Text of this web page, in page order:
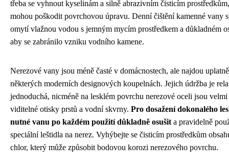
třeba se vyhnout kyselinám a silně abrazivním čisticím
mohou poškodit povrchovou úpravu. Denní čištění kamenné vany
omytí vlažnou vodou s jemným mycím prostředkem a důkladném
aby se zabránilo vzniku vodního kamene.
Nerezové vany jsou méně časté v domácnostech, ale najdou
některých moderních designových koupelnách. Jejich údržba je
jednoduchá, nicméně na lesklém povrchu nerezové oceli jsou
viditelné otisky prstů a vodní skvrny. Pro dosažení dokonalého
nutné vanu po každém použití důkladně osušit a pravidelně
speciální leštidla na nerez. Vyhýbejte se čisticím prostředkům
chlor, který může způsobit bodovou korozi nerezového povrchu.